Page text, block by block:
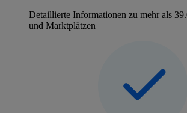
Detaillierte Informationen zu mehr als
und Marktplätzen